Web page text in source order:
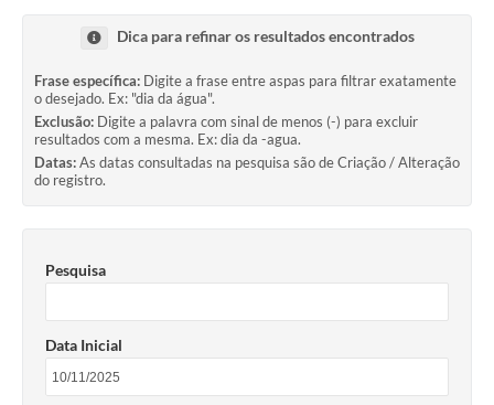
Notícias
Iluminação Pública
Denúncia de Lotes sujos e entulhos
Lei Paulo Gustavo
A Nossa Cidade
Dica para refinar os resultados encontrados
Frase específica: Digite a frase entre aspas para filtrar exatamente
o desejado. Ex: "dia da água".
Exclusão: Digite a palavra com sinal de menos (-) para excluir
resultados com a mesma. Ex: dia da -agua.
Datas:As datas consultadas na pesquisa são de Criação / Alteração
do registro.
Pesquisa
Data Inicial